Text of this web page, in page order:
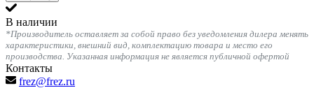
В наличии
*Производитель оставляет за собой право без уведомления дилера менять
характеристики, внешний вид, комплектацию товара и место его
производства. Указанная информация не является публичной офертой
Контакты
frez@frez.ru